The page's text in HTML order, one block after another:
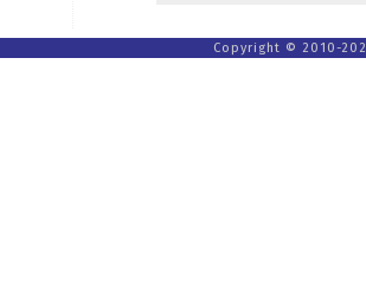
Copyright © 2010-